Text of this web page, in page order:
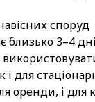
споруд
близько 3–4
і для
оренди, і для